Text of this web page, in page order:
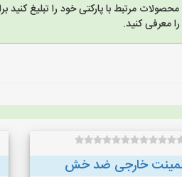
محصولات مرتبط با پارکتی خود را تبلیغ
معرفی کنید.
خارجی ضد خش